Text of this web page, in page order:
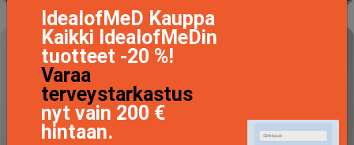
IdealofMeD Kauppa
Kaikki IdealofMeDin
tuotteet -20 %!
Varaa
terveystarkastus
nyt vain 200 €
hintaan.